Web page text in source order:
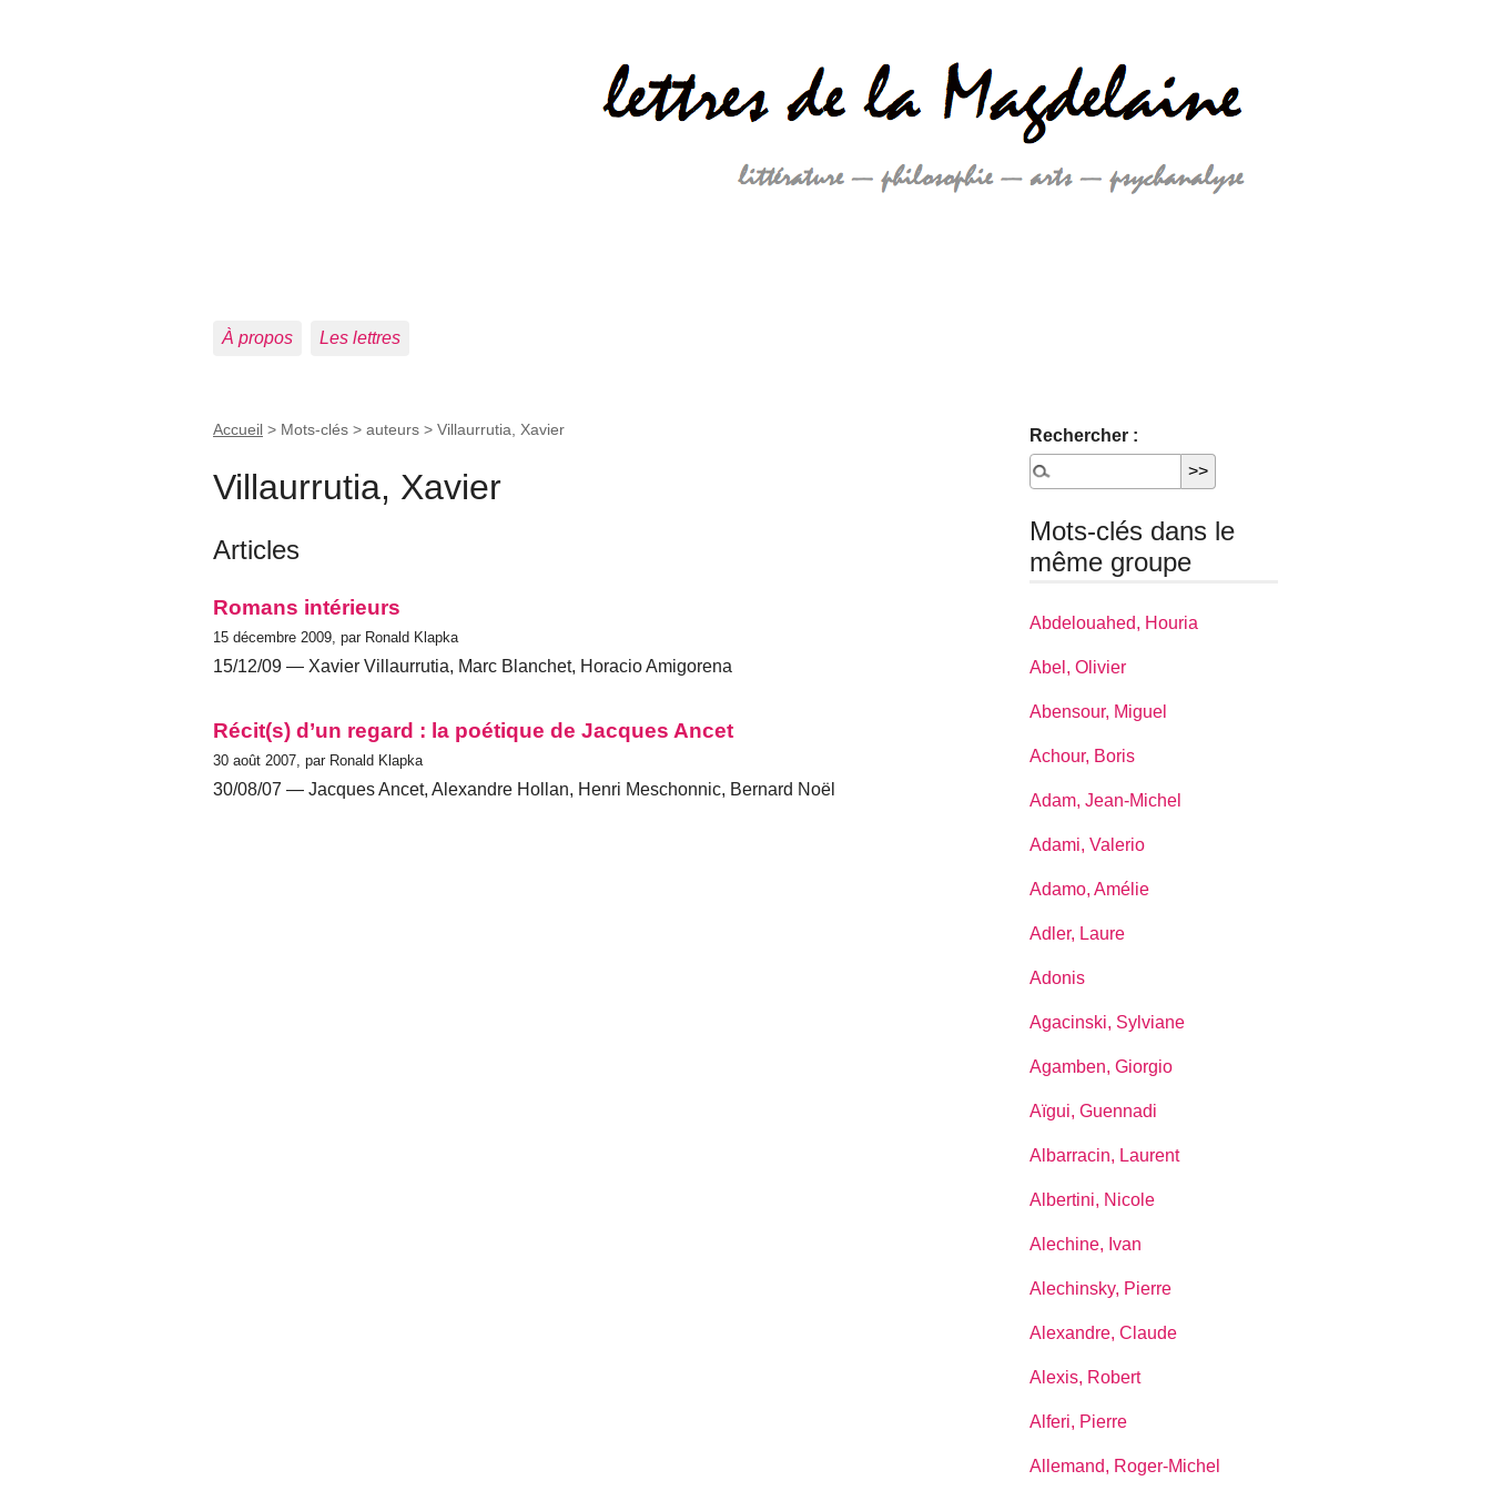
À propos Les lettres
Accueil > Mots-clés > auteurs > Villaurrutia, Xavier
Villaurrutia, Xavier
Articles
Romans intérieurs
15 décembre 2009, par Ronald Klapka
15/12/09 — Xavier Villaurrutia, Marc Blanchet, Horacio Amigorena
Récit(s) d’un regard : la poétique de Jacques Ancet
30 août 2007, par Ronald Klapka
30/08/07 — Jacques Ancet, Alexandre Hollan, Henri Meschonnic, Bernard Noël
Rechercher :
Mots-clés dans le
même groupe
Abdelouahed, Houria
Abel, Olivier
Abensour, Miguel
Achour, Boris
Adam, Jean-Michel
Adami, Valerio
Adamo, Amélie
Adler, Laure
Adonis
Agacinski, Sylviane
Agamben, Giorgio
Aïgui, Guennadi
Albarracin, Laurent
Albertini, Nicole
Alechine, Ivan
Alechinsky, Pierre
Alexandre, Claude
Alexis, Robert
Alferi, Pierre
Allemand, Roger-Michel